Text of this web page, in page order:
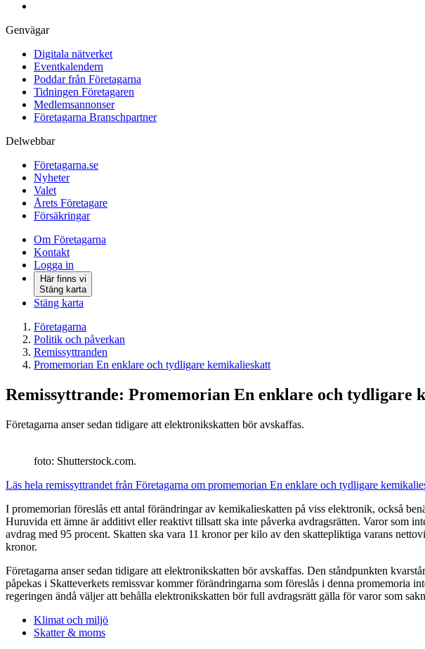
Genvägar
Digitala nätverket
Eventkalendern
Poddar från Företagarna
Tidningen Företagaren
Medlemsannonser
Företagarna Branschpartner
Delwebbar
Företagarna.se
Nyheter
Valet
Årets Företagare
Försäkringar
Om Företagarna
Kontakt
Logga in
Här finns vi
Stäng karta
Stäng karta
Företagarna
Politik och påverkan
Remissyttranden
Promemorian En enklare och tydligare kemikalieskatt
Remissyttrande: Promemorian En enklare och tydligare
Företagarna anser sedan tidigare att elektronikskatten bör avskaffas.
foto: Shutterstock.com.
Läs hela remissyttrandet från Företagarna om promemorian En enklare och tydligare
I promemorian föreslås ett antal förändringar av kemikalieskatten på viss elektronik, också
Huruvida ett ämne är additivt eller reaktivt tillsatt ska inte påverka avdragsrätten. Varor som
avdrag med 95 procent. Skatten ska vara 11 kronor per kilo av den skattepliktiga varans
kronor.
Företagarna anser sedan tidigare att elektronikskatten bör avskaffas. Den ståndpunkten
påpekas i Skatteverkets remissvar kommer förändringarna som föreslås i denna promemoria
regeringen ändå väljer att behålla elektronikskatten bör full avdragsrätt gälla för varor som
Klimat och miljö
Skatter & moms